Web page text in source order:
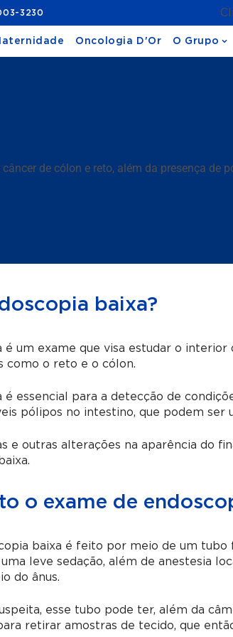
3230
Oncologia D'Or O Grupo
de cólon e reto, além da presença de
baixa?
é um exame que visa estudar o
como o reto e o cólon.
é essencial para a detecção de
pólipos no intestino, que podem ser
e outras alterações na aparência do
o exame de
baixa é feito por meio de um
leve sedação, além de anestesia
do ânus.
esse tubo pode ter, além da
retirar amostras de tecido, que